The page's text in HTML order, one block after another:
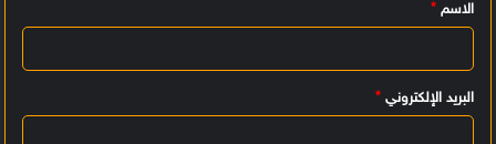
ق
الاسم *
البريد الإلكتروني *